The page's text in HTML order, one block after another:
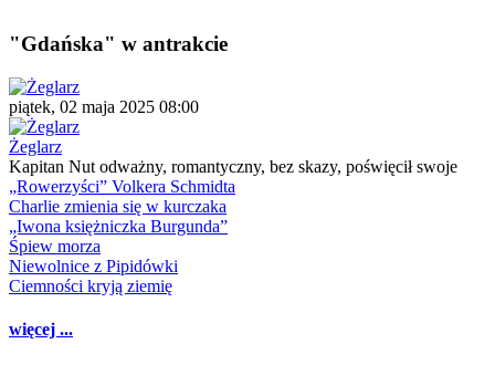
"Gdańska" w antrakcie
piątek, 02 maja 2025 08:00
Żeglarz
Kapitan Nut odważny, romantyczny, bez skazy, poświęcił swoje
„Rowerzyści” Volkera Schmidta
Charlie zmienia się w kurczaka
„Iwona księżniczka Burgunda”
Śpiew morza
Niewolnice z Pipidówki
Ciemności kryją ziemię
więcej ...